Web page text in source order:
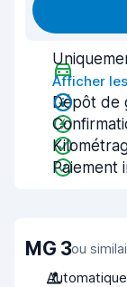
Afficher
Dépôt de
Paiement
MG 3ou
Automatique